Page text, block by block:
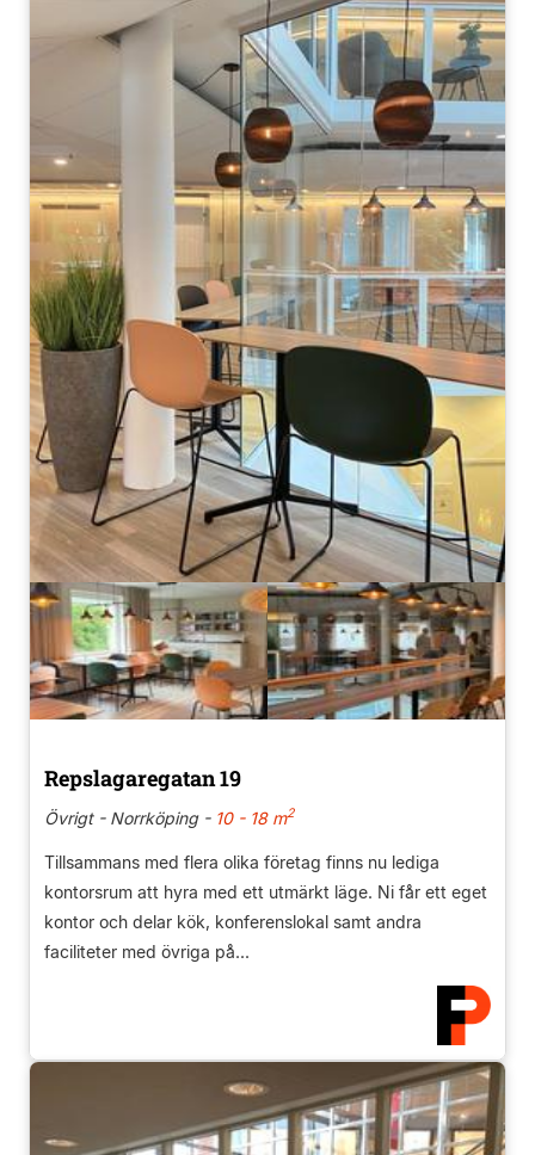
Repslagaregatan 19
Övrigt - Norrköping -10 - 18 m2
Tillsammans med flera olika företag finns nu lediga
kontorsrum att hyra med ett utmärkt läge. Ni får ett eget
kontor och delar kök, konferenslokal samt andra
faciliteter med övriga på...